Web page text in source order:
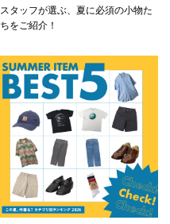
スタッフが選ぶ、夏に必須の小物た
ちをご紹介！